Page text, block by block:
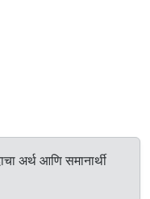
अर्थ आणि समानार्थी